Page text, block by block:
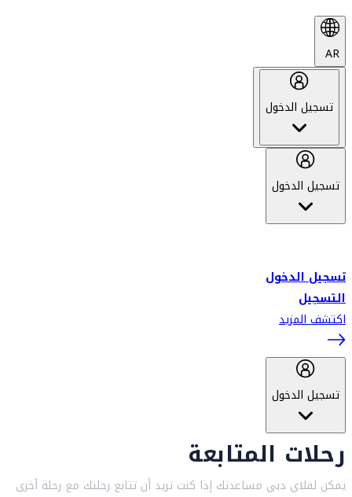
AR
تسجيل الدخول
تسجيل الدخول
تسجيل الدخول
التسجيل
اكتشف المزيد
تسجيل الدخول
رحلات المتابعة
يمكن لفلاي دبي مساعدتك إذا كنت تريد أن تتابع رحلتك مع رحلة أخرى